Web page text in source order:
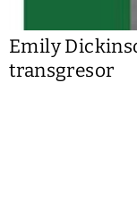
Emily
transgresor